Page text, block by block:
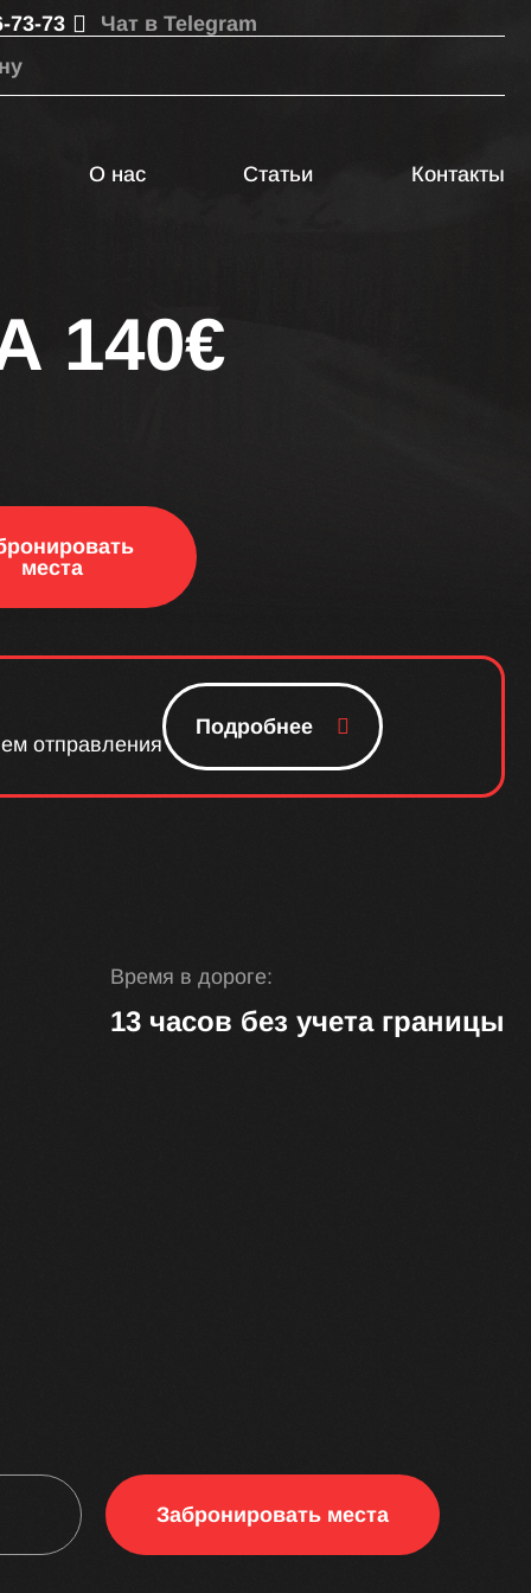
73-73
Чат в Telegram
О нас Статьи Контакты
140€
места
отправления
Подробнее
Время в дороге:
13 часов без учета границы
Забронировать места